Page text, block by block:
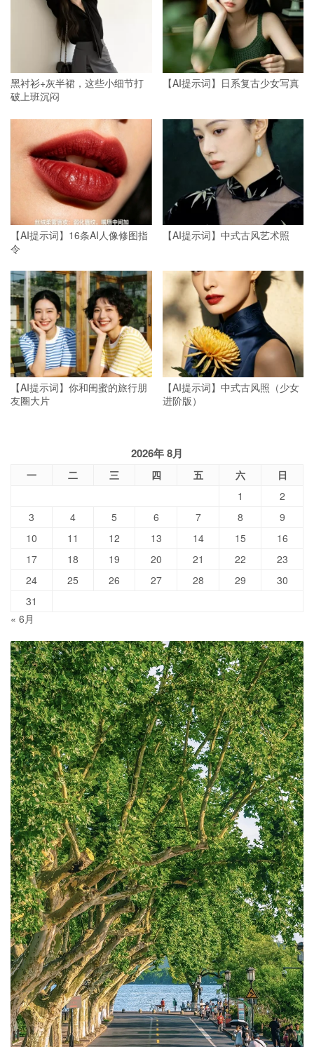
黑衬衫+灰半裙，这些小细节打
破上班沉闷
【AI提示词】日系复古少女写真
【AI提示词】16条AI人像修图指
令
【AI提示词】中式古风艺术照
【AI提示词】你和闺蜜的旅行朋
友圈大片
【AI提示词】中式古风照（少女
进阶版）
2026年 8月
一 二 三 四 五 六
日
1
2
3
4 5 6 7 8
9
10
11 12 13 14 15
16
17
18 19 20 21 22
23
24
25 26 27 28 29
30
31
« 6月